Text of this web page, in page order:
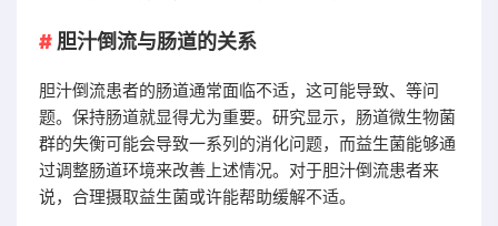
胆汁倒流与肠道的关系
胆汁倒流患者的肠道通常面临不适，这可能导致、等问
题。保持肠道就显得尤为重要。研究显示，肠道微生物菌
群的失衡可能会导致一系列的消化问题，而益生菌能够通
过调整肠道环境来改善上述情况。对于胆汁倒流患者来
说，合理摄取益生菌或许能帮助缓解不适。